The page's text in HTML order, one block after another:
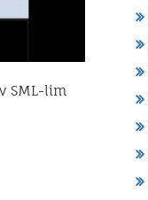
SML-lim